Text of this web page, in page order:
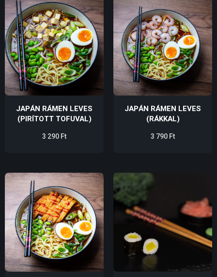
JAPÁN RÁMEN LEVES
(PIRÍTOTT TOFUVAL)
3 290Ft
JAPÁN RÁMEN LEVES
(RÁKKAL)
3 790Ft